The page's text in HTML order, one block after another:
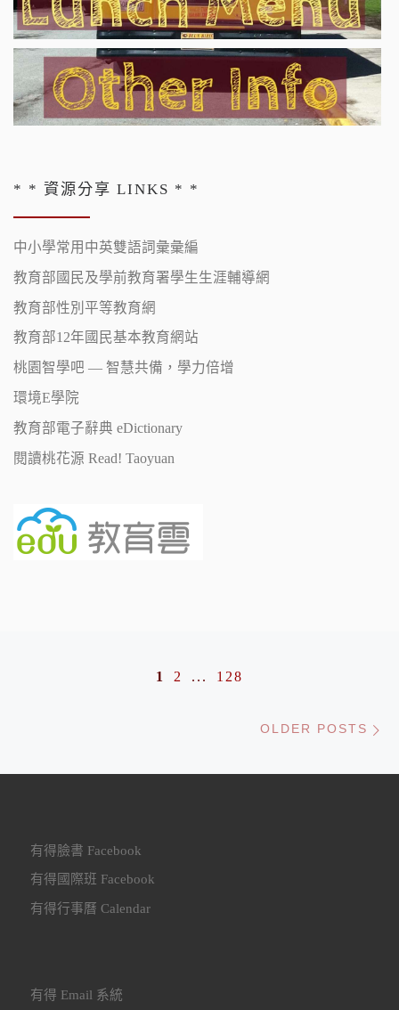
* * 資源分享 LINKS * *
中小學常用中英雙語詞彙彙編
教育部國民及學前教育署學生生涯輔導網
教育部性別平等教育網
教育部12年國民基本教育網站
桃園智學吧 — 智慧共備，學力倍增
環境E學院
教育部電子辭典 eDictionary
閱讀桃花源 Read! Taoyuan
1 2 ... 128
OLDER POSTS
有得臉書 Facebook
有得國際班 Facebook
有得行事曆 Calendar
有得 Email 系統